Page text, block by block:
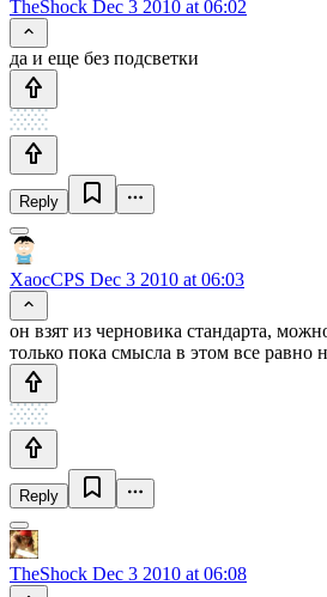
TheShock Dec 3 2010 at 06:02
да и еще без подсветки
Reply
XaocCPS Dec 3 2010 at 06:03
он взят из черновика стандарта,
только пока смысла в этом все равно
Reply
TheShock Dec 3 2010 at 06:08